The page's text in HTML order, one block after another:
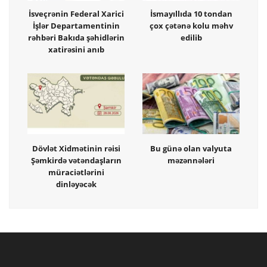
İsveçrənin Federal Xarici
İşlər Departamentinin
rəhbəri Bakıda şəhidlərin
xatirəsini anıb
İsmayıllıda 10 tondan
çox çətənə kolu məhv
edilib
Dövlət Xidmətinin rəisi
Şəmkirdə vətəndaşların
müraciətlərini
dinləyəcək
Bu günə olan valyuta
məzənnələri